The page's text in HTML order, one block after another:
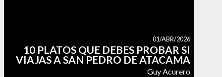
10 PLATOS QUE DEBES PROBAR SI
VIAJAS A SAN PEDRO DE ATACAMA
Guy Acurero
01/ABR/2026